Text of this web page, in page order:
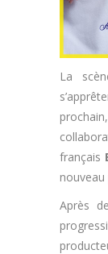
La
français
nouveau
Après